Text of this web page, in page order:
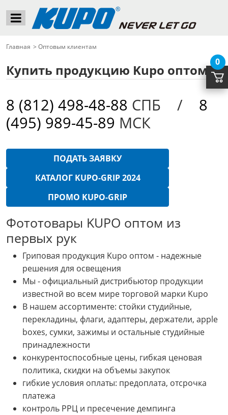
Главная > Оптовым клиентам
Купить продукцию Kupo оптом
8 (812) 498-48-88 СПБ / 8
(495) 989-45-89 МСК
КАТАЛОГ KUPO-GRIP 2024
ПРОМО KUPO-GRIP
Фототовары KUPO оптом из
первых рук
Гриповая продукция Kupo оптом - надежные
решения для освещения
Мы - официальный дистрибьютор продукции
известной во всем мире торговой марки Kupo
В нашем ассортименте: стойки студийные,
перекладины, флаги, адаптеры, держатели, apple
boxes, сумки, зажимы и остальные студийные
принадлежности
конкурентоспособные цены, гибкая ценовая
политика, скидки на объемы закупок
гибкие условия оплаты: предоплата, отсрочка
платежа
контроль РРЦ и пресечение демпинга
0